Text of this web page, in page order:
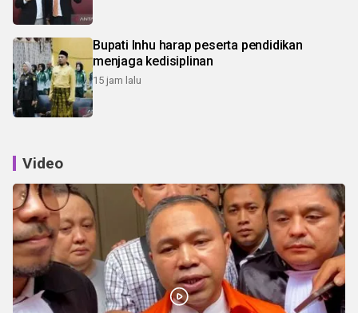
Bupati Inhu harap peserta pendidikan
menjaga kedisiplinan
15 jam lalu
Video